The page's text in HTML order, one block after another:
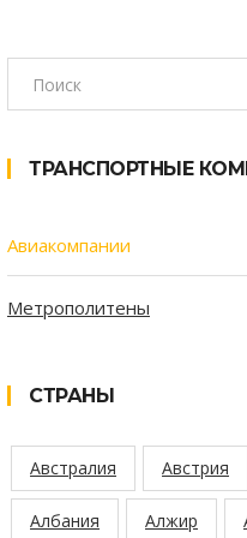
ТРАНСПОРТНЫЕ
Авиакомпании
Метрополитены
СТРАНЫ
Австралия Австрия
Албания Алжир